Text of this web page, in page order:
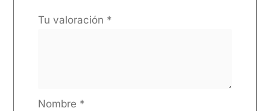
Tu valoración *
Nombre *